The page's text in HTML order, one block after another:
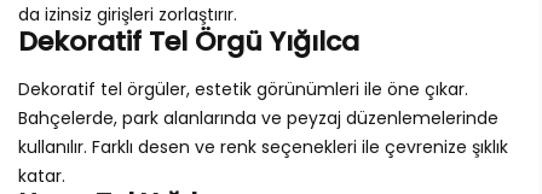
da izinsiz girişleri zorlaştırır.
Dekoratif Tel Örgü Yığılca
Dekoratif tel örgüler, estetik görünümleri ile öne çıkar.
Bahçelerde, park alanlarında ve peyzaj düzenlemelerinde
kullanılır. Farklı desen ve renk seçenekleri ile çevrenize şıklık
katar.